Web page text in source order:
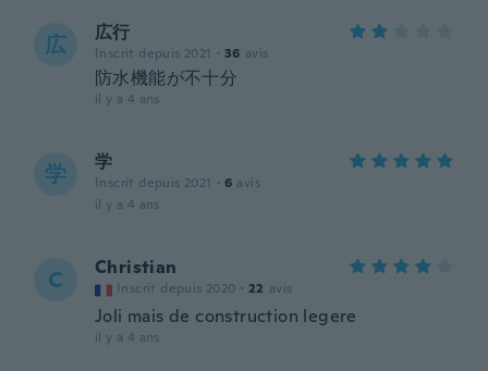
広 広行
Inscrit depuis 2021 · 36 avis
防水機能が不十分
il y a 4 ans
学 学
Inscrit depuis 2021 · 6 avis
il y a 4 ans
C Christian
Inscrit depuis 2020 · 22 avis
Joli mais de construction legere
il y a 4 ans